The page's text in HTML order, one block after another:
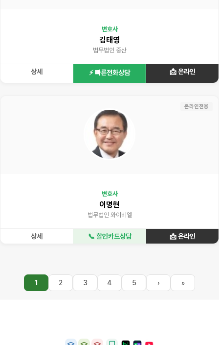
변호사
김태영
법무법인 중산
상세 ⚡ 빠른전화상담 📩 온라인
온라인전용
변호사
이명현
법무법인 와이비엘
상세 📞 할인카드상담 📩 온라인
1 2 3 4 5 › »